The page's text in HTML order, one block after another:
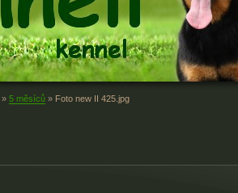
» 5 měsíců » Foto new II 425.jpg